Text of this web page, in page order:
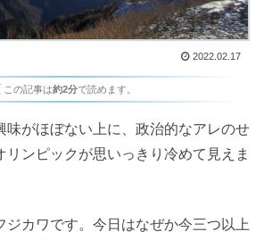
2022.02.17
この記事は約2分で読めます。
味がほぼない上に、政治的なアレのせ
リンピックが思いっきり冷めて見えま
ジカワです。今日はなぜか今三つ以上